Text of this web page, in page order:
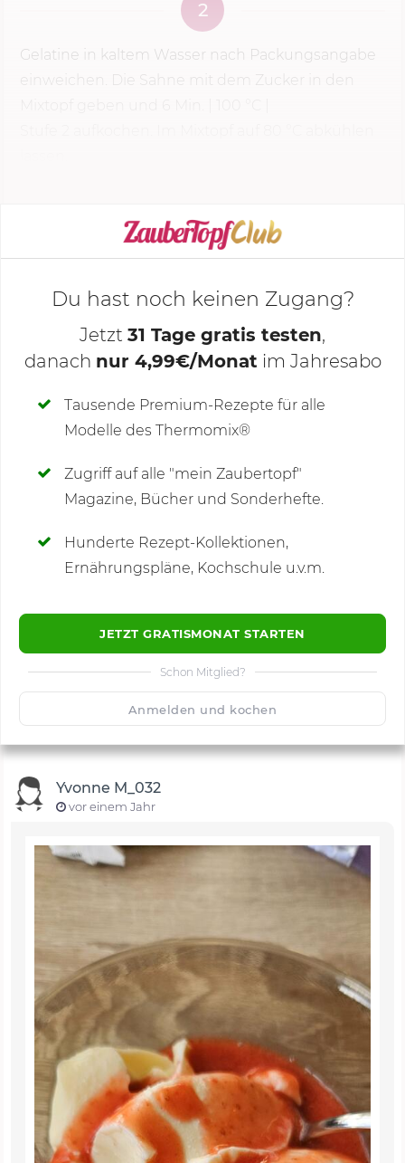
2
Gelatine in kaltem Wasser nach Packungsangabe
einweichen. Die Sahne mit dem Zucker in den
KOCHMODUS STARTEN
Deine Notizen
Du hast noch keinen Zugang?
Jetzt 31 Tage gratis testen,
danach nur 4,99€/Monat im Jahresabo
Tausende Premium-Rezepte für alle
Modelle des Thermomix®
Zugriff auf alle "mein Zaubertopf"
Magazine, Bücher und Sonderhefte.
Hunderte Rezept-Kollektionen,
Ernährungspläne, Kochschule u.v.m.
JETZT GRATISMONAT STARTEN
Schon Mitglied?
Anmelden und kochen
Kommentare(3)
🙂 1500 Speichern
Yvonne M_032
vor einem Jahr